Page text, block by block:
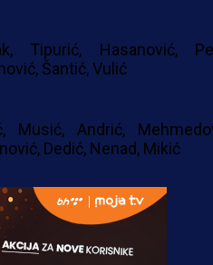
Tipurić, Hasanović,
Šantić, Vulić
Musić, Andrić,
Dedić, Nenad, Mikić